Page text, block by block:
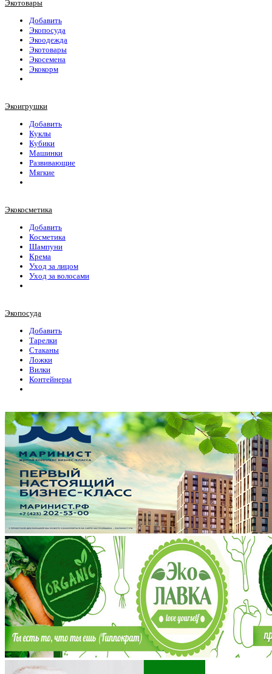
Экотовары
Добавить
Экопосуда
Экоодежда
Экотовары
Экосемена
Экокорм
Экоигрушки
Добавить
Куклы
Кубики
Машинки
Развивающие
Мягкие
Экокосметика
Добавить
Косметика
Шампуни
Крема
Уход за лицом
Уход за волосами
Экопосуда
Добавить
Тарелки
Стаканы
Ложки
Вилки
Контейнеры